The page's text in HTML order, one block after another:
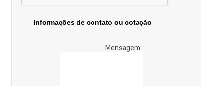
Informações de contato ou cotação
Mensagem: